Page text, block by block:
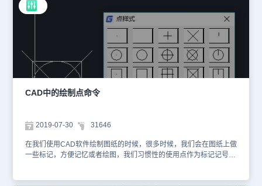
CAD中的绘制点命令
2019-07-30 31646
在我们使用CAD软件绘制图纸的时候，很多时候，我们会在图纸上做
一些标记，方便记忆或者绘图，我们习惯性的使用点作为标记记号，